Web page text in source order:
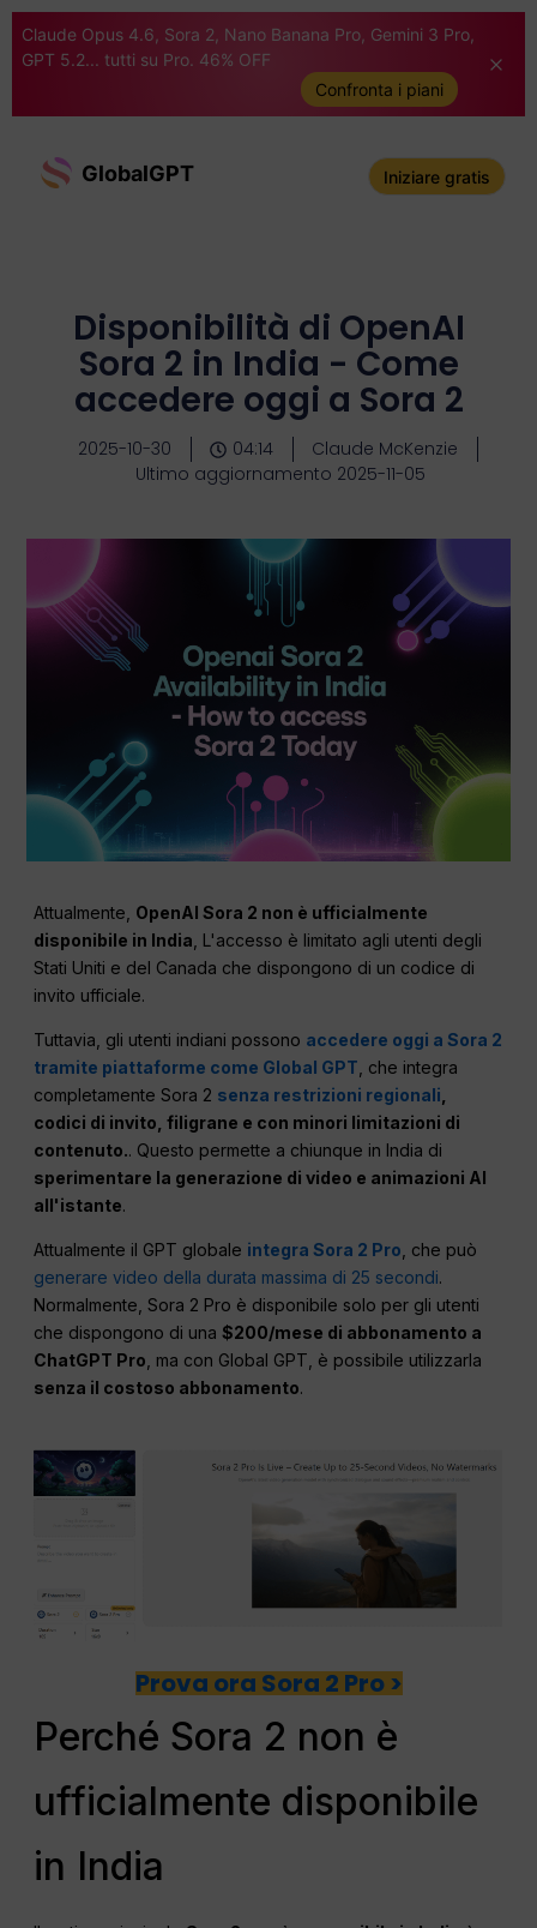
Claude Opus 4.6, Sora 2, Nano Banana Pro, Gemini 3 Pro,
GPT 5.2... tutti su Pro. 46% OFF
Confronta i piani
GlobalGPT Iniziare gratis
Disponibilità di OpenAI
Sora 2 in India - Come
accedere oggi a Sora 2
2025-10-30 04:14
Claude McKenzie
Ultimo aggiornamento 2025-11-05
Attualmente, OpenAI Sora 2 non è ufficialmente
disponibile in India , L'accesso è limitato agli utenti degli
Stati Uniti e del Canada che dispongono di un codice di
invito ufficiale.
Tuttavia, gli utenti indiani possono accedere oggi a Sora 2
tramite piattaforme come Global GPT , che integra
completamente Sora 2 senza restrizioni regionali
codici di invito, filigrane e con minori limitazioni di
contenuto.. Questo permette a chiunque in India di
sperimentare la generazione di video e animazioni AI
all'istante.
Attualmente il GPT globale integra Sora 2 Pro, che può
generare video della durata massima di 25 secondi.
Normalmente, Sora 2 Pro è disponibile solo per gli utenti
che dispongono di una$200/mese di abbonamento a
ChatGPT Pro, ma con Global GPT, è possibile utilizzarla
senza il costoso abbonamento.
Prova ora Sora 2 Pro >
Perché Sora 2 non è
ufficialmente disponibile
in India